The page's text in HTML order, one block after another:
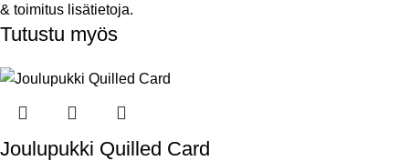
& toimitus lisätietoja.
Tutustu myös
Joulupukki Quilled Card